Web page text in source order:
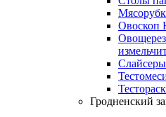
Овоскоп
Гродненский